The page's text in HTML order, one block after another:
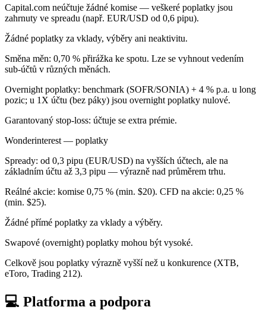
Capital.com neúčtuje žádné komise — veškeré poplatky jsou
zahrnuty ve spreadu (např. EUR/USD od 0,6 pipu).
Žádné poplatky za vklady, výběry ani neaktivitu.
Směna měn: 0,70 % přirážka ke spotu. Lze se vyhnout vedením
sub-účtů v různých měnách.
Overnight poplatky: benchmark (SOFR/SONIA) + 4 % p.a. u long
pozic; u 1X účtu (bez páky) jsou overnight poplatky nulové.
Garantovaný stop-loss: účtuje se extra prémie.
Wonderinterest — poplatky
Spready: od 0,3 pipu (EUR/USD) na vyšších účtech, ale na
základním účtu až 3,3 pipu — výrazně nad průměrem trhu.
Reálné akcie: komise 0,75 % (min. $20). CFD na akcie: 0,25 %
(min. $25).
Žádné přímé poplatky za vklady a výběry.
Swapové (overnight) poplatky mohou být vysoké.
Celkově jsou poplatky výrazně vyšší než u konkurence (XTB,
eToro, Trading 212).
💻 Platforma a podpora